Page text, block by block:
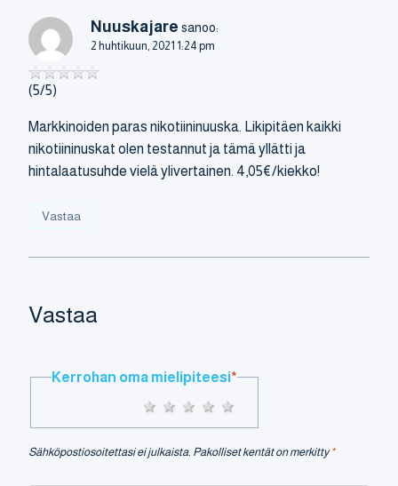
Nuuskajare sanoo:
2 huhtikuun, 2021 1:24 pm
(5/5)
Markkinoiden paras nikotiininuuska. Likipitäen kaikki
nikotiininuskat olen testannut ja tämä yllätti ja
hintalaatusuhde vielä ylivertainen. 4,05€/kiekko!
Vastaa
Vastaa
Kerrohan oma mielipiteesi*
4 stars
3 stars
2 stars
1 star
Sähköpostiosoitettasi ei julkaista. Pakolliset kentät on merkitty*